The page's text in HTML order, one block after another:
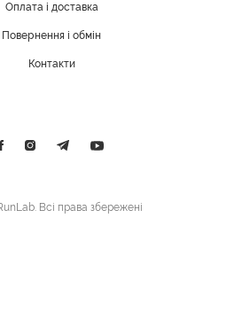
Оплата і доставка
Повернення і обмін
Контакти
Всі права збережені